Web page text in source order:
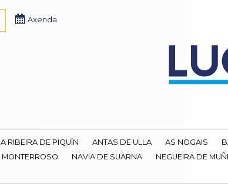
Axenda
A RIBEIRA DE PIQUÍN ANTAS DE ULLA AS NOGAIS
MONTERROSO NAVIA DE SUARNA NEGUEIRA DE